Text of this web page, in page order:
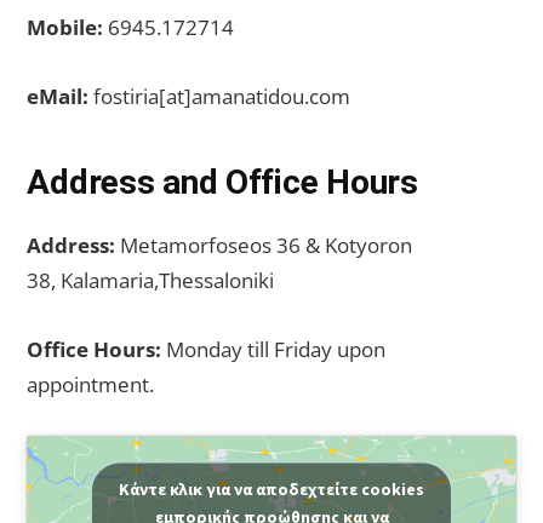
Mobile: 6945.172714
eMail: fostiria[at]amanatidou.com
Address and Office Hours
Address: Metamorfoseos 36 & Kotyoron
38, Kalamaria,Thessaloniki
Office Hours: Monday till Friday upon
appointment.
Κάντε κλικ για να αποδεχτείτε cookies
εμπορικής προώθησης και να